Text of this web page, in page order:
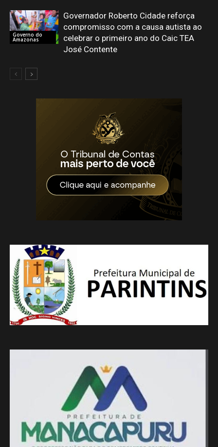
Governo do
Amazonas
Governador Roberto Cidade reforça
compromisso com a causa autista ao
celebrar o primeiro ano do Caic TEA
José Contente